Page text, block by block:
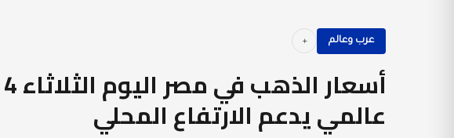
عرب وعالم
عالمي يدعم الارتفاع المحلي